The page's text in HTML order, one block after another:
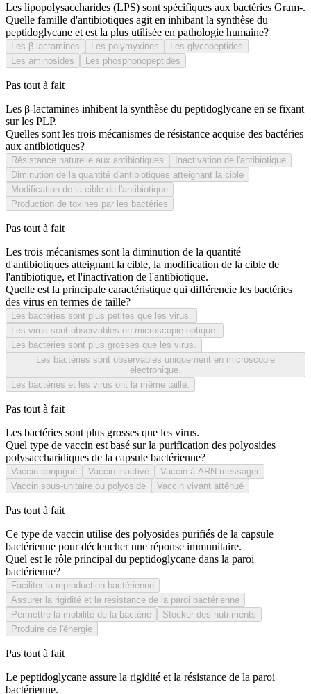
Les lipopolysaccharides (LPS) sont spécifiques aux bactéries Gram-.
Quelle famille d'antibiotiques agit en inhibant la synthèse du
peptidoglycane et est la plus utilisée en pathologie humaine?
Les β-lactamines Les polymyxines
Les glycopeptides
Les aminosides
Les phosphonopeptides
Pas tout à fait
Les β-lactamines inhibent la synthèse du peptidoglycane en se fixant
sur les PLP.
Quelles sont les trois mécanismes de résistance acquise des bactéries
aux antibiotiques?
Résistance naturelle aux antibiotiques
Inactivation de l'antibiotique
Diminution de la quantité d'antibiotiques atteignant la cible
Modification de la cible de l'antibiotique
Production de toxines par les bactéries
Pas tout à fait
Les trois mécanismes sont la diminution de la quantité
d'antibiotiques atteignant la cible, la modification de la cible de
l'antibiotique, et l'inactivation de l'antibiotique.
Quelle est la principale caractéristique qui différencie les bactéries
des virus en termes de taille?
Les bactéries sont plus petites que les virus.
Les virus sont observables en microscopie optique.
Les bactéries sont plus grosses que les virus.
Les bactéries sont observables uniquement en microscopie
électronique.
Les bactéries et les virus ont la même taille.
Pas tout à fait
Les bactéries sont plus grosses que les virus.
Quel type de vaccin est basé sur la purification des polyosides
polysaccharidiques de la capsule bactérienne?
Vaccin conjugué Vaccin inactivé
Vaccin à ARN messager
Vaccin sous-unitaire ou polyoside
Vaccin vivant atténué
Pas tout à fait
Ce type de vaccin utilise des polyosides purifiés de la capsule
bactérienne pour déclencher une réponse immunitaire.
Quel est le rôle principal du peptidoglycane dans la paroi
bactérienne?
Faciliter la reproduction bactérienne
Assurer la rigidité et la résistance de la paroi bactérienne
Permettre la mobilité de la bactérie
Stocker des nutriments
Produire de l'énergie
Pas tout à fait
Le peptidoglycane assure la rigidité et la résistance de la paroi
bactérienne.